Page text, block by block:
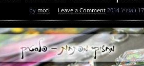
17 באפריל 2014 moti Leave a Comment